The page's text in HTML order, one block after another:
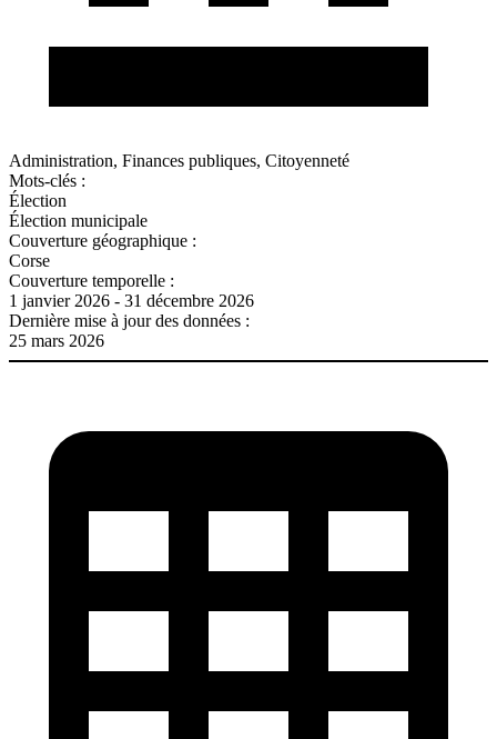
Administration, Finances publiques, Citoyenneté
Mots-clés :
Élection
Élection municipale
Couverture géographique :
Corse
Couverture temporelle :
1 janvier 2026 - 31 décembre 2026
Dernière mise à jour des données :
25 mars 2026